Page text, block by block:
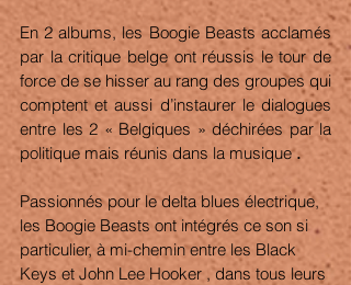
En 2 albums, les Boogie Beasts acclamés
par la critique belge ont réussis le tour de
force de se hisser au rang des groupes qui
comptent et aussi d’instaurer le dialogues
entre les 2 « Belgiques » déchirées par la
politique mais réunis dans la musique .
Passionnés pour le delta blues électrique,
les Boogie Beasts ont intégrés ce son si
particulier, à mi-chemin entre les Black
Keys et John Lee Hooker , dans tous leurs